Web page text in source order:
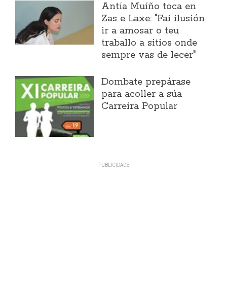
Antía Muíño toca en
Zas e Laxe: "Fai ilusión
ir a amosar o teu
traballo a sitios onde
sempre vas de lecer"
Dombate prepárase
para acoller a súa
Carreira Popular